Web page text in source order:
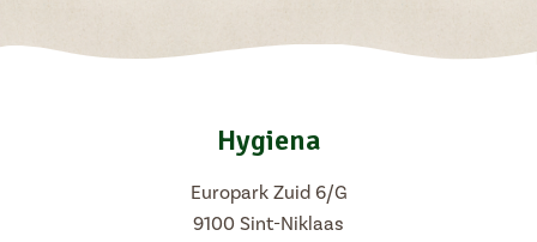
Hygiena
Europark Zuid 6/G
9100 Sint-Niklaas